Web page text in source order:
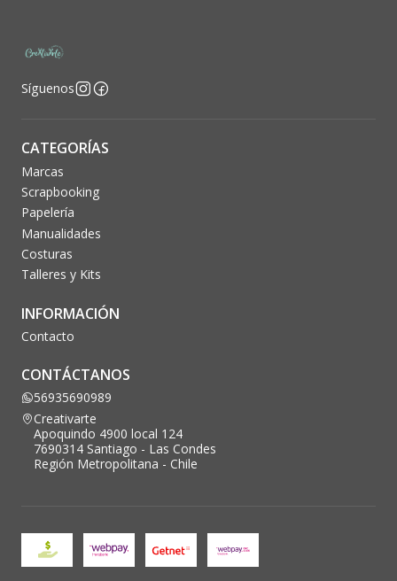
Síguenos
CATEGORÍAS
Marcas
Scrapbooking
Papelería
Manualidades
Costuras
Talleres y Kits
INFORMACIÓN
Contacto
CONTÁCTANOS
56935690989
Creativarte
Apoquindo 4900 local 124
7690314 Santiago - Las Condes
Región Metropolitana - Chile